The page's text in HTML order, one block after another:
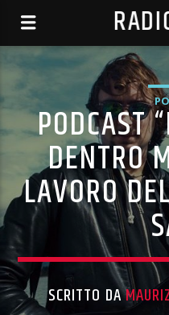
PODCAST
DENTRO
LAVORO
SCRITTO DA